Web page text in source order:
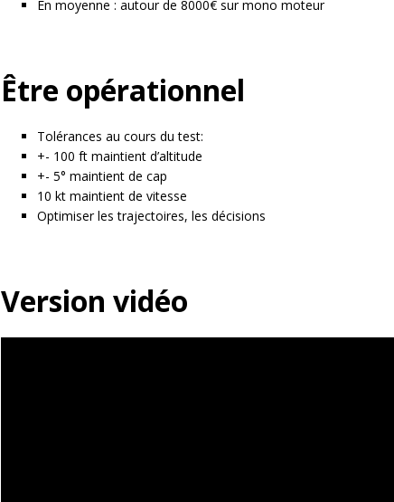
En moyenne : autour de 8000€ sur mono moteur
Être opérationnel
Tolérances au cours du test:
+- 100 ft maintient d’altitude
+- 5° maintient de cap
10 kt maintient de vitesse
Optimiser les trajectoires, les décisions
Version vidéo